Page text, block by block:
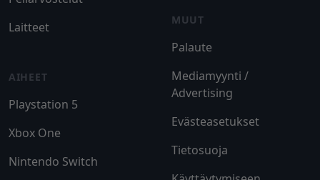
Laitteet
AIHEET
Playstation 5
Xbox One
Nintendo Switch
MUUT
Palaute
Mediamyynti /
Advertising
Evästeasetukset
Tietosuoja